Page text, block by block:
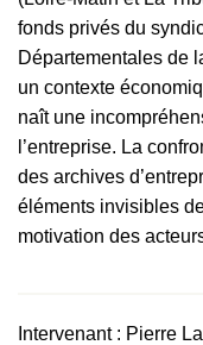
fonds privés du
Départementales de
un contexte
naît une
l’entreprise. La
des archives
éléments invisibles
motivation des
Intervenant : Pierre